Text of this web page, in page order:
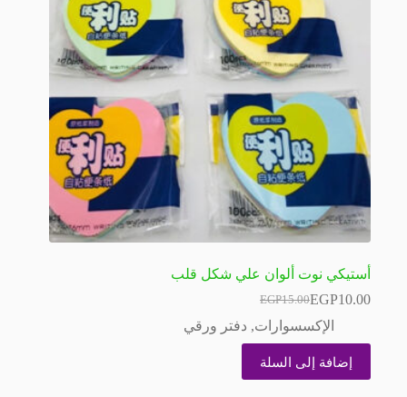
أستيكي نوت ألوان علي شكل قلب
EGP15.00
السعر
الأصلي
هو:
EGP15.00.
EGP10.00
السعر
الحالي
هو:
EGP10.00.
الإكسسوارات, دفتر ورقي
إضافة إلى السلة